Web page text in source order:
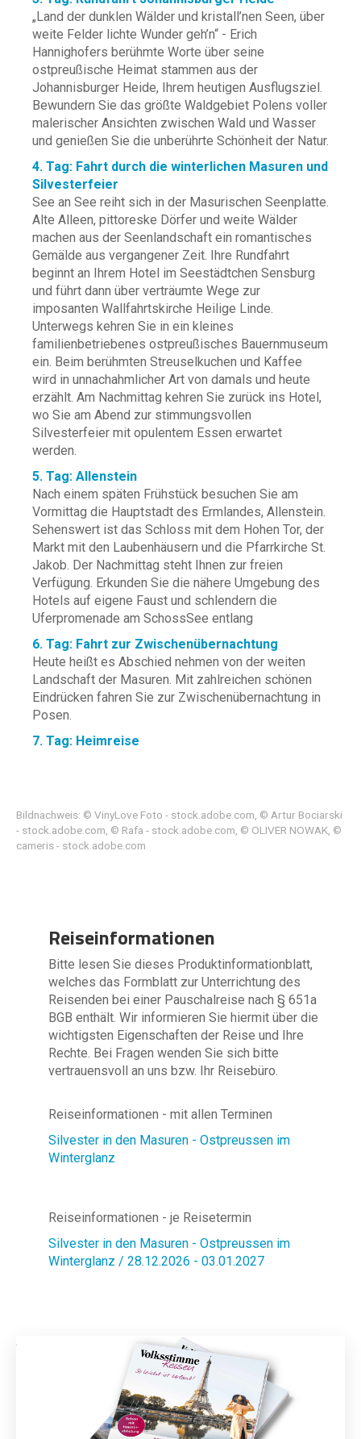
„Land der dunklen Wälder und kristall’nen Seen, über
weite Felder lichte Wunder geh’n“ - Erich
Hannighofers berühmte Worte über seine
ostpreußische Heimat stammen aus der
Johannisburger Heide, Ihrem heutigen Ausflugsziel.
Bewundern Sie das größte Waldgebiet Polens voller
malerischer Ansichten zwischen Wald und Wasser
und genießen Sie die unberührte Schönheit der Natur.
4. Tag: Fahrt durch die winterlichen Masuren und
Silvesterfeier
See an See reiht sich in der Masurischen Seenplatte.
Alte Alleen, pittoreske Dörfer und weite Wälder
machen aus der Seenlandschaft ein romantisches
Gemälde aus vergangener Zeit. Ihre Rundfahrt
beginnt an Ihrem Hotel im Seestädtchen Sensburg
und führt dann über verträumte Wege zur
imposanten Wallfahrtskirche Heilige Linde.
Unterwegs kehren Sie in ein kleines
familienbetriebenes ostpreußisches Bauernmuseum
ein. Beim berühmten Streuselkuchen und Kaffee
wird in unnachahmlicher Art von damals und heute
erzählt. Am Nachmittag kehren Sie zurück ins Hotel,
wo Sie am Abend zur stimmungsvollen
Silvesterfeier mit opulentem Essen erwartet
werden.
5. Tag: Allenstein
Nach einem späten Frühstück besuchen Sie am
Vormittag die Hauptstadt des Ermlandes, Allenstein.
Sehenswert ist das Schloss mit dem Hohen Tor, der
Markt mit den Laubenhäusern und die Pfarrkirche St.
Jakob. Der Nachmittag steht Ihnen zur freien
Verfügung. Erkunden Sie die nähere Umgebung des
Hotels auf eigene Faust und schlendern die
Uferpromenade am SchossSee entlang
6. Tag: Fahrt zur Zwischenübernachtung
Heute heißt es Abschied nehmen von der weiten
Landschaft der Masuren. Mit zahlreichen schönen
Eindrücken fahren Sie zur Zwischenübernachtung in
Posen.
7. Tag: Heimreise
Bildnachweis: © VinyLove Foto - stock.adobe.com, © Artur Bociarski
- stock.adobe.com, © Rafa - stock.adobe.com, © OLIVER NOWAK, ©
cameris - stock.adobe.com
Reiseinformationen
Bitte lesen Sie dieses Produktinformationblatt,
welches das Formblatt zur Unterrichtung des
Reisenden bei einer Pauschalreise nach § 651a
BGB enthält. Wir informieren Sie hiermit über die
wichtigsten Eigenschaften der Reise und Ihre
Rechte. Bei Fragen wenden Sie sich bitte
vertrauensvoll an uns bzw. Ihr Reisebüro.
Reiseinformationen - mit allen Terminen
Silvester in den Masuren - Ostpreussen im
Winterglanz
Reiseinformationen - je Reisetermin
Silvester in den Masuren - Ostpreussen im
Winterglanz / 28.12.2026 - 03.01.2027